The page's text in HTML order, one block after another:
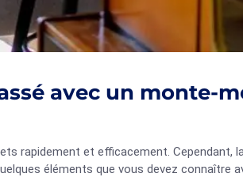
avec un monte-
rapidement et efficacement. Cependant,
éléments que vous devez connaître